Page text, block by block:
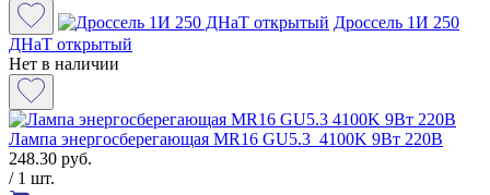
Дроссель 1И 250
ДНаТ открытый
Нет в наличии
Лампа энергосберегающая MR16 GU5.3 4100K 9Вт 220В
248.30 руб.
/ 1 шт.